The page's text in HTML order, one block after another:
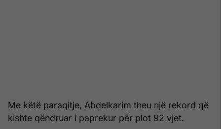
Me këtë paraqitje, Abdelkarim theu një rekord që
kishte qëndruar i paprekur për plot 92 vjet.